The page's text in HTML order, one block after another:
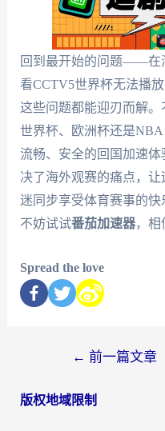
回到最开始的问题——在
看CCTV5世界杯无法播
这些问题都能迎刃而解
世界杯、欧洲杯还是NBA
流畅、安全的回国加速
决了海外观赛的痛点，
迷同步享受体育赛事的快
不妨试试番茄加速器，相
Spread the love
← 前一篇文章
版权地域限制